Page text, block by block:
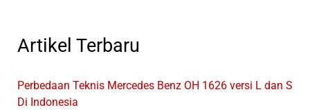
Artikel Terbaru
Perbedaan Teknis Mercedes Benz OH 1626 versi L dan S
Di Indonesia